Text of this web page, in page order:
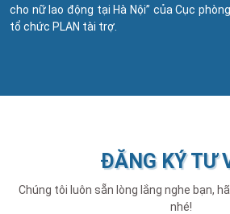
cho nữ lao động tại Hà Nội” của Cục
tổ chức PLAN tài trợ.
ĐĂNG KÝ TƯ
Chúng tôi luôn sẵn lòng lắng nghe bạn,
nhé!